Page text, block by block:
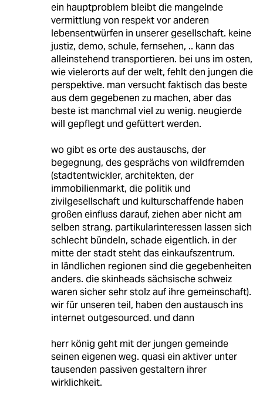
ein hauptproblem bleibt die mangelnde
vermittlung von respekt vor anderen
lebensentwürfen in unserer gesellschaft. keine
justiz, demo, schule, fernsehen, .. kann das
alleinstehend transportieren. bei uns im osten,
wie vielerorts auf der welt, fehlt den jungen die
perspektive. man versucht faktisch das beste
aus dem gegebenen zu machen, aber das
beste ist manchmal viel zu wenig. neugierde
will gepflegt und gefüttert werden.
wo gibt es orte des austauschs, der
begegnung, des gesprächs von wildfremden
(stadtentwickler, architekten, der
immobilienmarkt, die politik und
zivilgesellschaft und kulturschaffende haben
großen einfluss darauf, ziehen aber nicht am
selben strang. partikularinteressen lassen sich
schlecht bündeln, schade eigentlich. in der
mitte der stadt steht das einkaufszentrum.
in ländlichen regionen sind die gegebenheiten
anders. die skinheads sächsische schweiz
waren sicher sehr stolz auf ihre gemeinschaft).
wir für unseren teil, haben den austausch ins
internet outgesourced. und dann
herr könig geht mit der jungen gemeinde
seinen eigenen weg. quasi ein aktiver unter
tausenden passiven gestaltern ihrer
wirklichkeit.